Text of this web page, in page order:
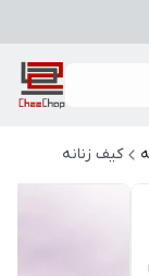
کیف زنانه